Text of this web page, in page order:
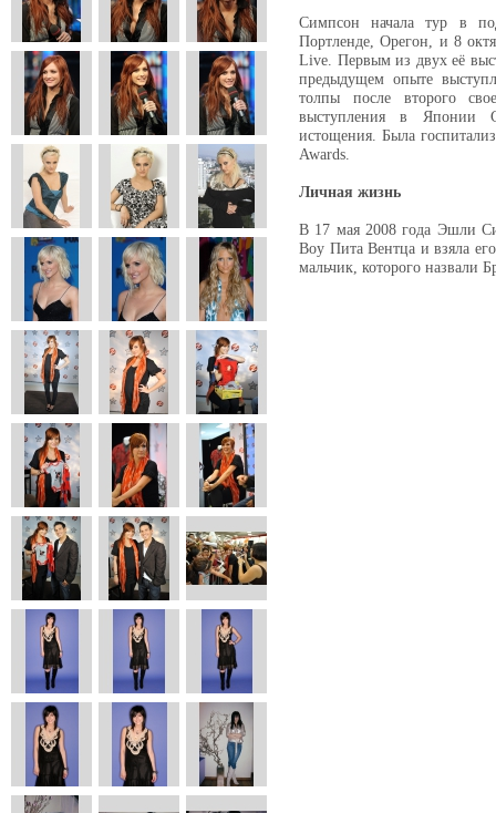
Симпсон начала тур в
Портленде, Орегон, и 8
Live. Первым из двух её
предыдущем опыте
толпы после второго
выступления в Японии
истощения. Была
Awards.
Личная жизнь
В 17 мая 2008 года Эшли
Boy Пита Вентца и взяла
мальчик, которого назвали